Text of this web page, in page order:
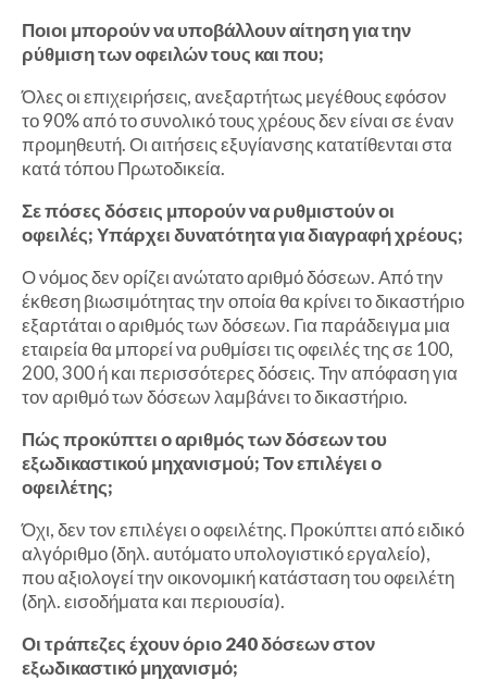
Ποιοι μπορούν να υποβάλλουν αίτηση για την
ρύθμιση των οφειλών τους και που;
Όλες οι επιχειρήσεις, ανεξαρτήτως μεγέθους εφόσον
το 90% από το συνολικό τους χρέους δεν είναι σε έναν
προμηθευτή. Οι αιτήσεις εξυγίανσης κατατίθενται στα
κατά τόπου Πρωτοδικεία.
Σε πόσες δόσεις μπορούν να ρυθμιστούν οι
οφειλές; Υπάρχει δυνατότητα για διαγραφή χρέους;
Ο νόμος δεν ορίζει ανώτατο αριθμό δόσεων. Από την
έκθεση βιωσιμότητας την οποία θα κρίνει το δικαστήριο
εξαρτάται ο αριθμός των δόσεων. Για παράδειγμα μια
εταιρεία θα μπορεί να ρυθμίσει τις οφειλές της σε 100,
200, 300 ή και περισσότερες δόσεις. Την απόφαση για
τον αριθμό των δόσεων λαμβάνει το δικαστήριο.
Πώς προκύπτει ο αριθμός των δόσεων του
εξωδικαστικού μηχανισμού; Τον επιλέγει ο
οφειλέτης;
Όχι, δεν τον επιλέγει ο οφειλέτης. Προκύπτει από ειδικό
αλγόριθμο (δηλ. αυτόματο υπολογιστικό εργαλείο),
που αξιολογεί την οικονομική κατάσταση του οφειλέτη
(δηλ. εισοδήματα και περιουσία).
Οι τράπεζες έχουν όριο 240 δόσεων στον
εξωδικαστικό μηχανισμό;